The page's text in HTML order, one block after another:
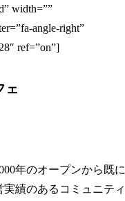
width=””
angle-right”
ref=”on”]
ェ
年のオープンから既に
実績のあるコミュニティ